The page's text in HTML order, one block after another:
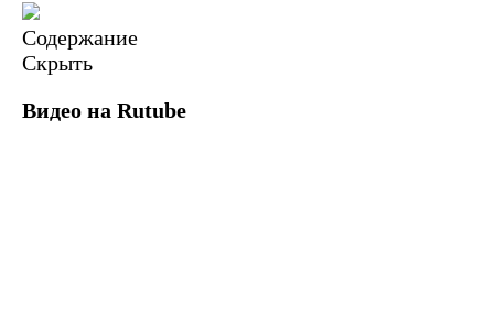
Содержание
Скрыть
Видео на Rutube